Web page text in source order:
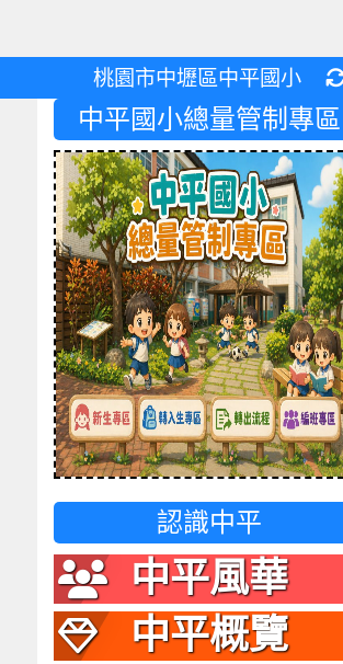
桃園市中壢區中平國小
中平國小總量管制專區
認識中平
中平風華
中平概覽